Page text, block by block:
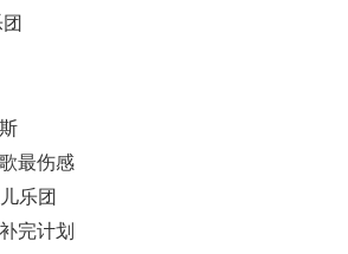
最伤感
乐团
完计划